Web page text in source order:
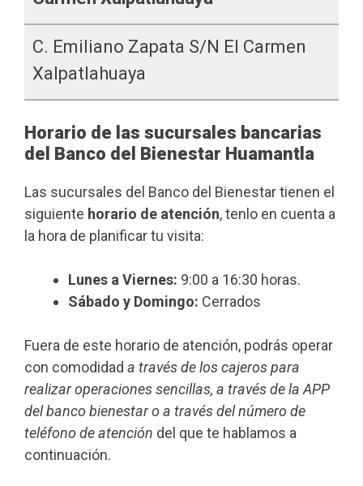
C. Emiliano Zapata S/n El Carmen
Xalpatlahuaya
Horario de las sucursales bancarias
del Banco del Bienestar Huamantla
Las sucursales del Banco del Bienestar tienen el
siguiente horario de atención, tenlo en cuenta a
la hora de planificar tu visita:
Lunes a Viernes: 9:00 a 16:30 horas.
Sábado y Domingo: Cerrados
Fuera de este horario de atención, podrás operar
con comodidad a través de los cajeros para
realizar operaciones sencillas, a través de la APP
del banco bienestar o a través del número de
teléfono de atención del que te hablamos a
continuación.